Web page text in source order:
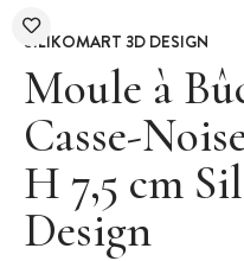
SILIKOMART 3D DESIGN
Moule à
Casse-
H 7,5 cm
Design